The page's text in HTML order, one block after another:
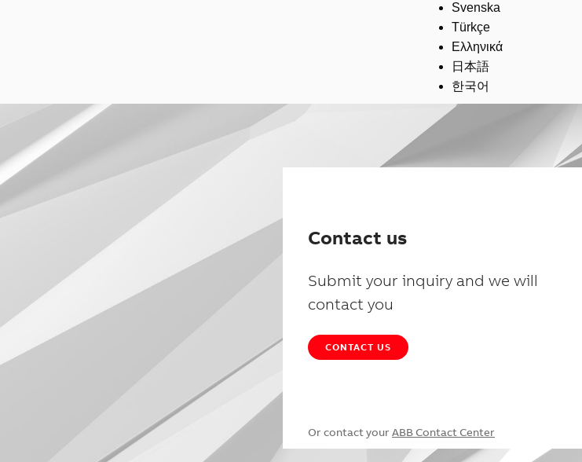
Svenska
Türkçe
Ελληνικά
日本語
한국어
Contact us
Submit your inquiry and we will
contact you
CONTACT US
Or contact your ABB Contact Center